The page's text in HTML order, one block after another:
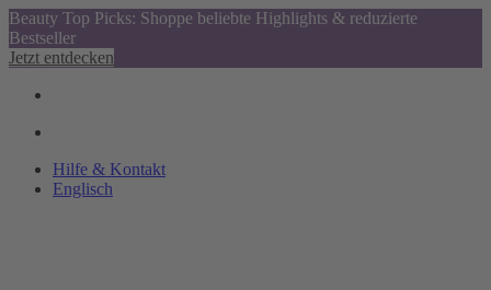
Beauty Top Picks: Shoppe beliebte Highlights & reduzierte
Bestseller
Jetzt entdecken
Hilfe & Kontakt
Englisch